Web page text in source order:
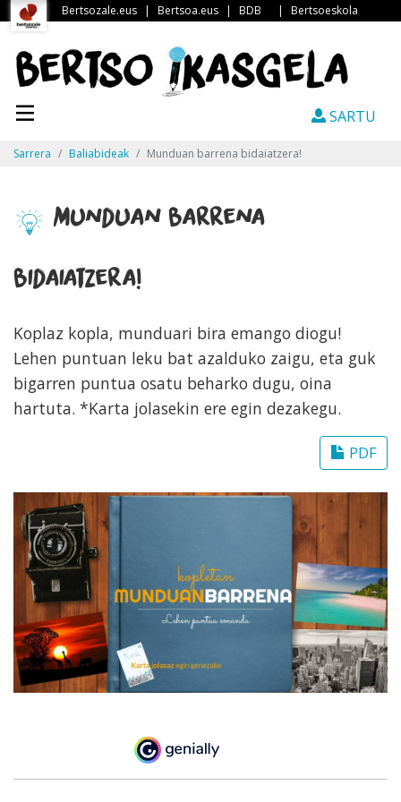
Bertsozale.eus | Bertsoa.eus | BDB | Bertsoeskola
SARTU
Sarrera Baliabideak Munduan barrena bidaiatzera!
Munduan barrena
bidaiatzera!
Koplaz kopla, munduari bira emango diogu!
Lehen puntuan leku bat azalduko zaigu, eta guk
bigarren puntua osatu beharko dugu, oina
hartuta. *Karta jolasekin ere egin dezakegu.
PDF